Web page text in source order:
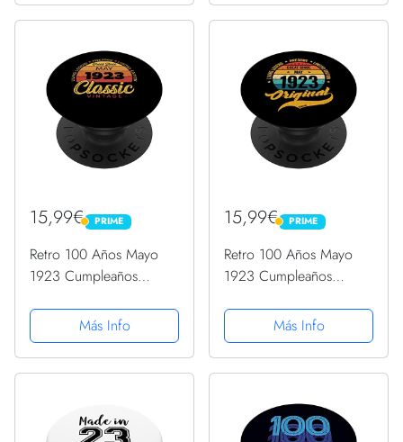
15,99€ PRIME
PRIME
Retro 100 Años Mayo
1923 Cumpleaños
PopSockets PopGrip
Intercambiable
Más Info
15,99€ PRIME
PRIME
Retro 100 Años Mayo
1923 Cumpleaños
PopSockets PopGrip
Intercambiable
Más Info